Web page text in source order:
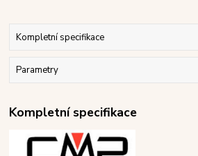
Kompletní specifikace
Parametry
Kompletní specifikace